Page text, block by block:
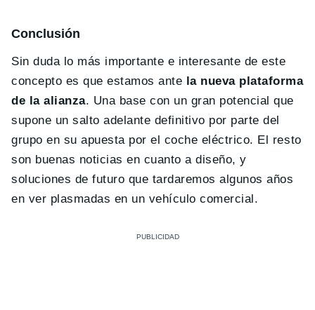
Conclusión
Sin duda lo más importante e interesante de este
concepto es que estamos ante la nueva plataforma
de la alianza. Una base con un gran potencial que
supone un salto adelante definitivo por parte del
grupo en su apuesta por el coche eléctrico. El resto
son buenas noticias en cuanto a diseño, y
soluciones de futuro que tardaremos algunos años
en ver plasmadas en un vehículo comercial.